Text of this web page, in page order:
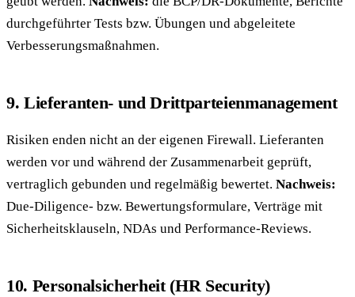
durchgeführter Tests bzw. Übungen und abgeleitete
Verbesserungsmaßnahmen.
9. Lieferanten- und Drittparteienmanagement
Risiken enden nicht an der eigenen Firewall. Lieferanten
werden vor und während der Zusammenarbeit geprüft,
vertraglich gebunden und regelmäßig bewertet. Nachweis:
Due-Diligence- bzw. Bewertungsformulare, Verträge mit
Sicherheitsklauseln, NDAs und Performance-Reviews.
10. Personalsicherheit (HR Security)